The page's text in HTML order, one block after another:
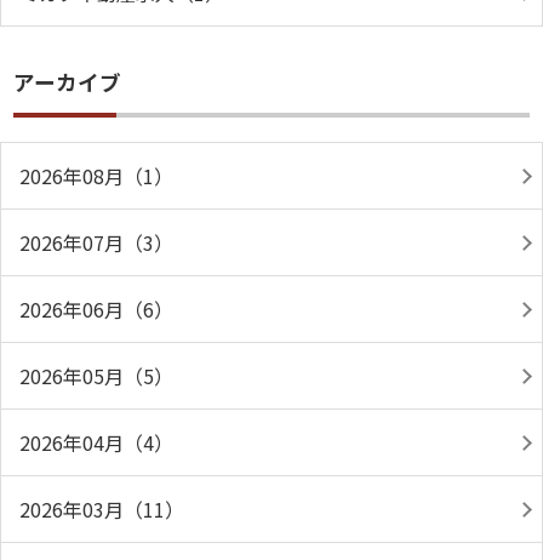
アーカイブ
2026年08月（1）
2026年07月（3）
2026年06月（6）
2026年05月（5）
2026年04月（4）
2026年03月（11）